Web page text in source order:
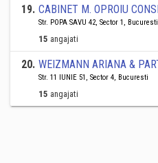
19.
Str. POPA SAVU 42, Sector 1, Bucuresti
15 angajati
20.
Str. 11 IUNIE 51, Sector 4, Bucuresti
15 angajati